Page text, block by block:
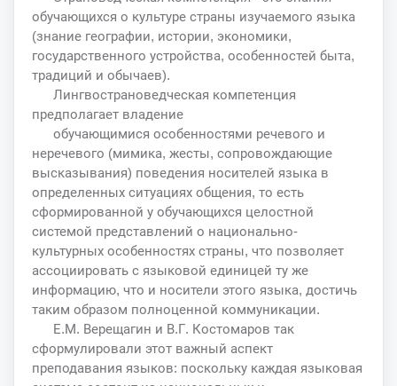
обучающихся о культуре страны изучаемого языка
(знание географии, истории, экономики,
государственного устройства, особенностей быта,
традиций и обычаев).
Лингвострановедческая компетенция
предполагает владение
обучающимися особенностями речевого и
неречевого (мимика, жесты, сопровождающие
высказывания) поведения носителей языка в
определенных ситуациях общения, то есть
сформированной у обучающихся целостной
системой представлений о национально-
культурных особенностях страны, что позволяет
ассоциировать с языковой единицей ту же
информацию, что и носители этого языка, достичь
таким образом полноценной коммуникации.
Е.М. Верещагин и В.Г. Костомаров так
сформулировали этот важный аспект
преподавания языков: поскольку каждая языковая